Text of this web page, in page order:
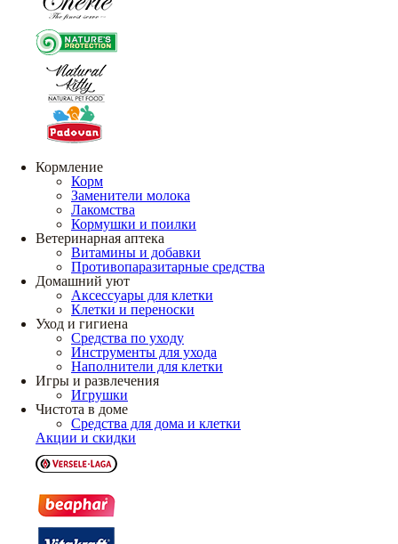
Кормление
Корм
Заменители молока
Лакомства
Кормушки и поилки
Ветеринарная аптека
Витамины и добавки
Противопаразитарные средства
Домашний уют
Аксессуары для клетки
Клетки и переноски
Уход и гигиена
Средства по уходу
Инструменты для ухода
Наполнители для клетки
Игры и развлечения
Игрушки
Чистота в доме
Средства для дома и клетки
Акции и скидки